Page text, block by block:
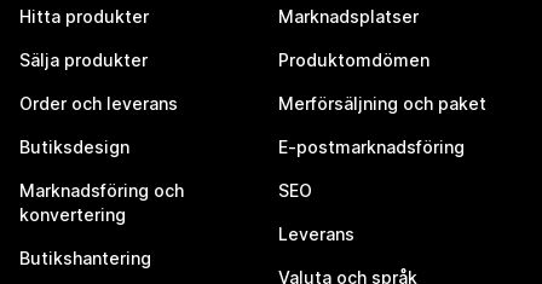
Hitta produkter
Sälja produkter
Order och leverans
Butiksdesign
Marknadsföring och
konvertering
Butikshantering
Marknadsplatser
Produktomdömen
Merförsäljning och paket
E-postmarknadsföring
SEO
Leverans
Valuta och språk